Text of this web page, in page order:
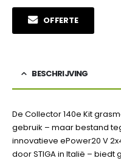
OFFERTE
BESCHRIJVING
De Collector 140e Kit
gebruik – maar bestand
innovatieve ePower20 V
door STIGA in Italië –